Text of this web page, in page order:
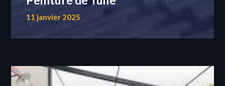
11 janvier 2025